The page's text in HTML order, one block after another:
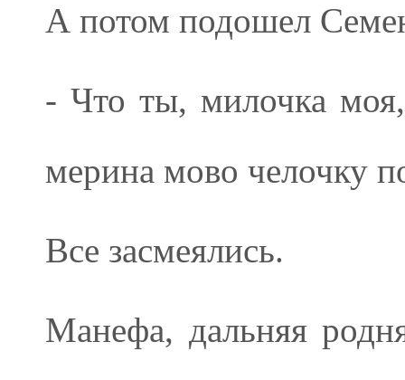
А потом подошел
- Что ты, милочка
мерина мово челочку
Все засмеялись.
Манефа, дальняя